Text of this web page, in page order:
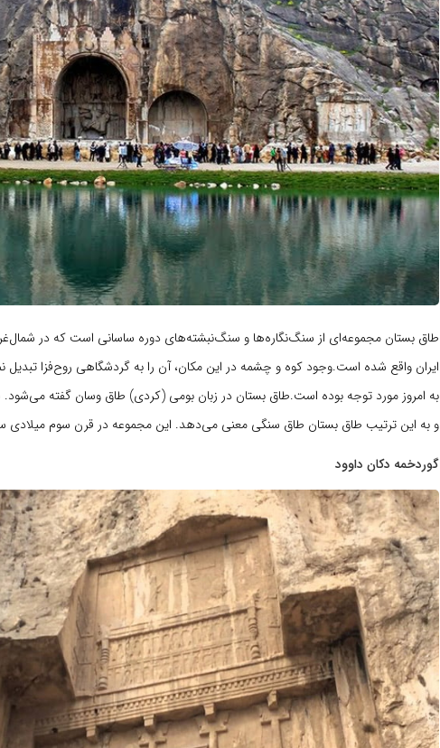
طاق بستان مجموعه‌ای از سنگ‌نگاره‌ها و سنگ‌نبشته‌های دوره‌ ساسانی است که در
ایران واقع شده است.وجود کوه و چشمه در این مکان، آن را به گردشگاهی روح‌فزا تبدیل
به امروز مورد توجه بوده است.طاق بستان در زبان بومی (کردی) طاق وسان گفته
و به این ترتیب طاق بستان طاق سنگی معنی می‌دهد. این مجموعه در قرن سوم
گوردخمه دکان داوود